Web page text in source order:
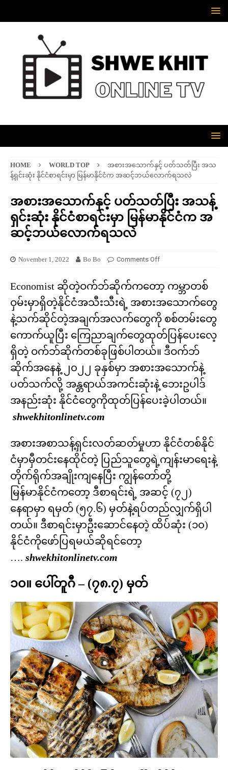
HOME WORLD TOP
အစားအသောက်နှင့် ပတ်သတ်ပြီး အသ
န့်ရှင်းဆုံး နိုင်ငံစာရင်းမှာ မြန်မာနိုင်ငံက အဆင့်ဘယ်လောက်ရသလဲ
အစားအသောက်နှင့် ပတ်သတ်ပြီး အသန့်
ရှင်းဆုံး နိုင်ငံစာရင်းမှာ မြန်မာနိုင်ငံက အ
ဆင့်ဘယ်လောက်ရသလဲ
November 1, 2022 Bo Bo Comments Off
Economist ဆိုတဲ့ဝက်ဘ်ဆိုက်ကတော့ ကမ္ဘာတစ်
ဝှမ်းမှာရှိတဲ့နိုင်ငံအသီးသီးရဲ့ အစားအသောက်တွေ
နဲ့သက်ဆိုင်တဲ့အချက်အလက်တွေကို စစ်တမ်းတွေ
ကောက်ယူပြီး ကြေညာချက်တွေထုတ်ပြန်ပေးလေ့
ရှိတဲ့ ဝက်ဘ်ဆိုက်တစ်ခုဖြစ်ပါတယ်။ ဒီဝက်ဘ်
ဆိုက်အနေနဲ့ ၂၀၂၂ ခုနှစ်မှာ အစားအသောက်နဲ့
ပတ်သက်လို့ အန္တရာယ်အကင်းဆုံးနဲ့ ဘေးဥပါဒ်
အနည်းဆုံး နိုင်ငံတွေကိုထုတ်ပြန်ပေးခဲ့ပါတယ်။
shwekhitonlinetv.com
အစားအစာသန့်ရှင်းလတ်ဆတ်မှုဟာ နိုင်ငံတစ်နိုင်
ငံမှာမှီတင်းနေထိုင်တဲ့ ပြည်သူတွေရဲ့ကျန်းမာရေးနဲ့
တိုက်ရိုက်အချိုးကျနေပြီး ကျွန်တော်တို့
မြန်မာနိုင်ငံကတော့ ဒီစာရင်းရဲ့ အဆင့် (၇၂)
နေရာမှာ ရမှတ် (၅၇.၆) မှတ်နဲ့ရပ်တည်လျှက်ရှိပါ
တယ်။ ဒီစာရင်းမှာဦးဆောင်နေတဲ့ ထိပ်ဆုံး (၁၀)
နိုင်ငံကိုဖော်ပြရမယ်ဆိုရင်တော့
…. shwekhitonlinetv.com
၁၀။ ပေါ်တူဂီ – (၇၈.၇) မှတ်